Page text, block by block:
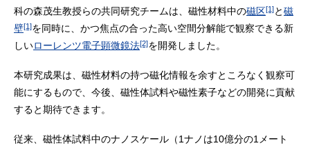
科の森茂生教授らの共同研究チームは、磁性材料中の磁区[1]と磁
壁[1]を同時に、かつ焦点の合った高い空間分解能で観察できる新
しいローレンツ電子顕微鏡法[2]を開発しました。
本研究成果は、磁性材料の持つ磁化情報を余すところなく観察可
能にするもので、今後、磁性体試料や磁性素子などの開発に貢献
すると期待できます。
従来、磁性体試料中のナノスケール（1ナノは10億分の1メート